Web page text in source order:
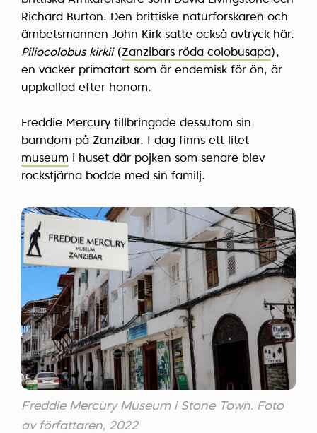
Richard Burton. Den brittiske naturforskaren och
ämbetsmannen John Kirk satte också avtryck här.
Piliocolobus kirkii(Zanzibars röda colobusapa),
en vacker primatart som är endemisk för ön, är
uppkallad efter honom.
Freddie Mercury tillbringade dessutom sin
barndom på Zanzibar. I dag finns ett litet
museum i huset där pojken som senare blev
rockstjärna bodde med sin familj.
Freddie Mercury Museum i Stone Town. Foto
av författaren, 2022